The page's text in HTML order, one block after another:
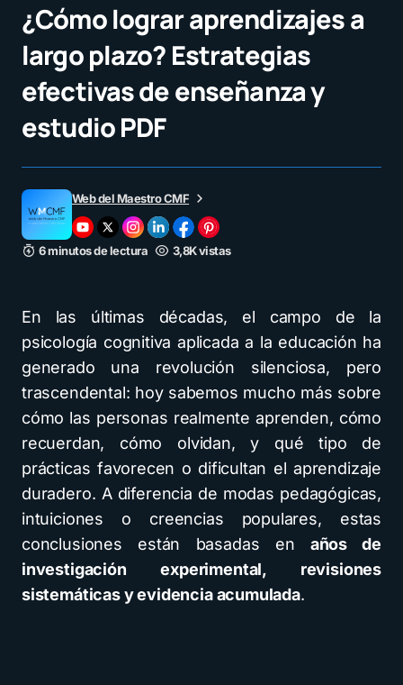
¿Cómo lograr aprendizajes a
largo plazo? Estrategias
efectivas de enseñanza y
estudio PDF
Web del Maestro CMF
6 minutos de lectura 3,8K vistas
En las últimas décadas, el campo de la
psicología cognitiva aplicada a la educación ha
generado una revolución silenciosa, pero
trascendental: hoy sabemos mucho más sobre
cómo las personas realmente aprenden, cómo
recuerdan, cómo olvidan, y qué tipo de
prácticas favorecen o dificultan el aprendizaje
duradero. A diferencia de modas pedagógicas,
intuiciones o creencias populares, estas
conclusiones están basadas en años de
investigación experimental, revisiones
sistemáticas y evidencia acumulada.